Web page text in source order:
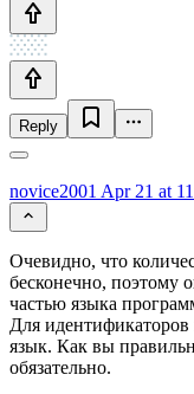
Reply
novice2001 Apr 21 at
Очевидно, что
бесконечно, поэтому
частью языка
Для
язык. Как вы
обязательно.